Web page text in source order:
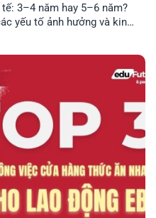
3–4 năm hay 5–6 năm?
yếu tố ảnh hưởng và kinh